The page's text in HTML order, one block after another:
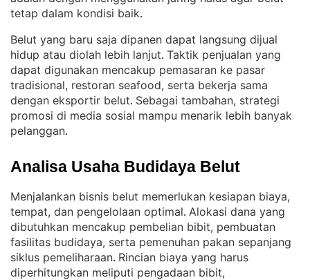
tetap dalam kondisi baik.
Belut yang baru saja dipanen dapat langsung dijual
hidup atau diolah lebih lanjut. Taktik penjualan yang
dapat digunakan mencakup pemasaran ke pasar
tradisional, restoran seafood, serta bekerja sama
dengan eksportir belut. Sebagai tambahan, strategi
promosi di media sosial mampu menarik lebih banyak
pelanggan.
Analisa Usaha Budidaya Belut
Menjalankan bisnis belut memerlukan kesiapan biaya,
tempat, dan pengelolaan optimal. Alokasi dana yang
dibutuhkan mencakup pembelian bibit, pembuatan
fasilitas budidaya, serta pemenuhan pakan sepanjang
siklus pemeliharaan. Rincian biaya yang harus
diperhitungkan meliputi pengadaan bibit,